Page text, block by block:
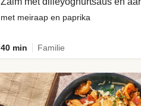
met meiraap en paprika
40 min Familie